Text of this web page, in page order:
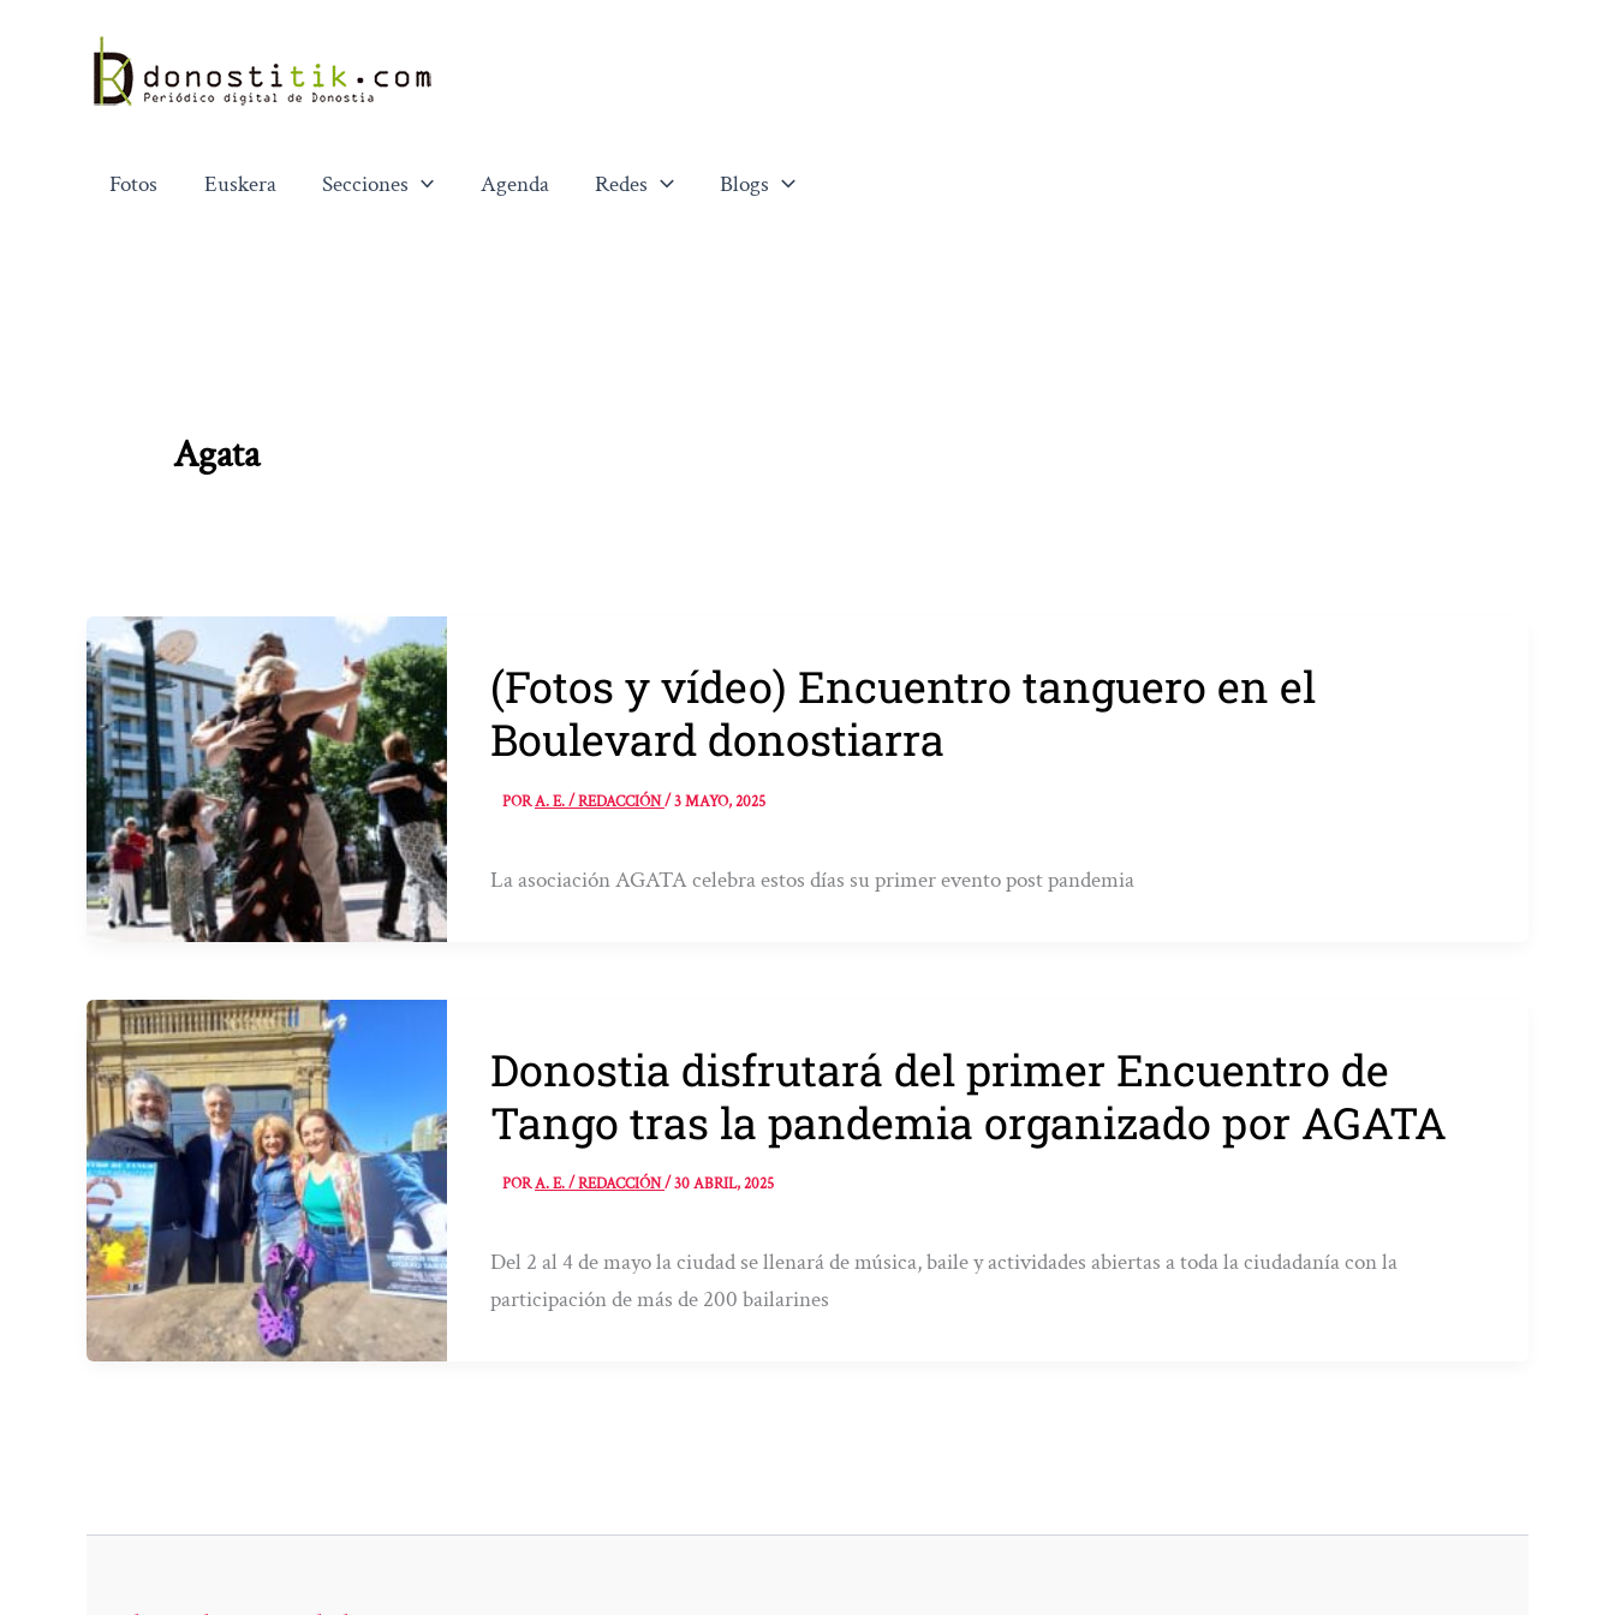
contenido
Fotos Euskera Secciones Agenda Redes Blogs
Agata
(Fotos y vídeo) Encuentro tanguero en el
Boulevard donostiarra
PORA. E. / REDACCIÓN/3 MAYO, 2025
La asociación AGATA celebra estos días su primer evento post pandemia
Donostia disfrutará del primer Encuentro de
Tango tras la pandemia organizado por AGATA
PORA. E. / REDACCIÓN/30 ABRIL, 2025
Del 2 al 4 de mayo la ciudad se llenará de música, baile y actividades abiertas a toda la ciudadanía con la
participación de más de 200 bailarines